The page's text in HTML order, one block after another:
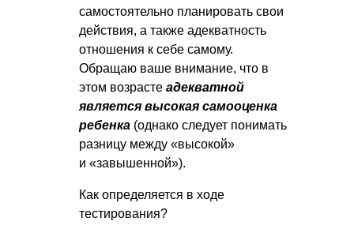
самостоятельно планировать свои
действия, а также адекватность
отношения к себе самому.
Обращаю ваше внимание, что в
этом возрасте адекватной
является высокая самооценка
ребенка (однако следует понимать
разницу между «высокой»
и «завышенной»).
Как определяется в ходе
тестирования?